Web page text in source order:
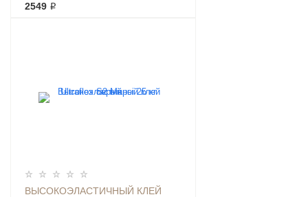
ПЛИТКИ 25КГ СЕРЫЙ
2549 ₽
ВЫСОКОЭЛАСТИЧНЫЙ КЛЕЙ